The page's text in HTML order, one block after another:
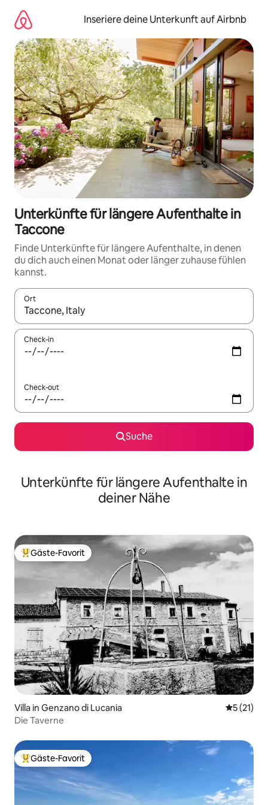
Inhalten
springen
Inseriere deine Unterkunft auf Airbnb
Unterkünfte für längere Aufenthalte in
Taccone
Finde Unterkünfte für längere Aufenthalte, in denen
du dich auch einen Monat oder länger zuhause fühlen
kannst.
Ort
Wenn Ergebnisse verfügbar sind, navigiere mit den
Check-in
Check-out
Suche
Unterkünfte für längere Aufenthalte in
deiner Nähe
Beliebter Gäste-Favorit.
Gäste-Favorit
Villa in Genzano di Lucania
5 (21)
Die Taverne
Beliebter Gäste-Favorit.
Gäste-Favorit